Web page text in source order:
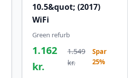
10.5&quot; (2017)
WiFi
Green refurb
1.162
kr.
1.549
kr.
Spar
25%